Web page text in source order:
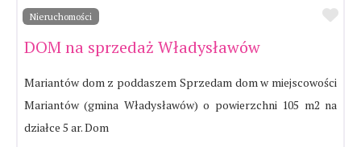
Nieruchomości
DOM na sprzedaż Władysławów
Mariantów dom z poddaszem Sprzedam dom w miejscowości
Mariantów (gmina Władysławów) o powierzchni 105 m2 na
działce 5 ar. Dom